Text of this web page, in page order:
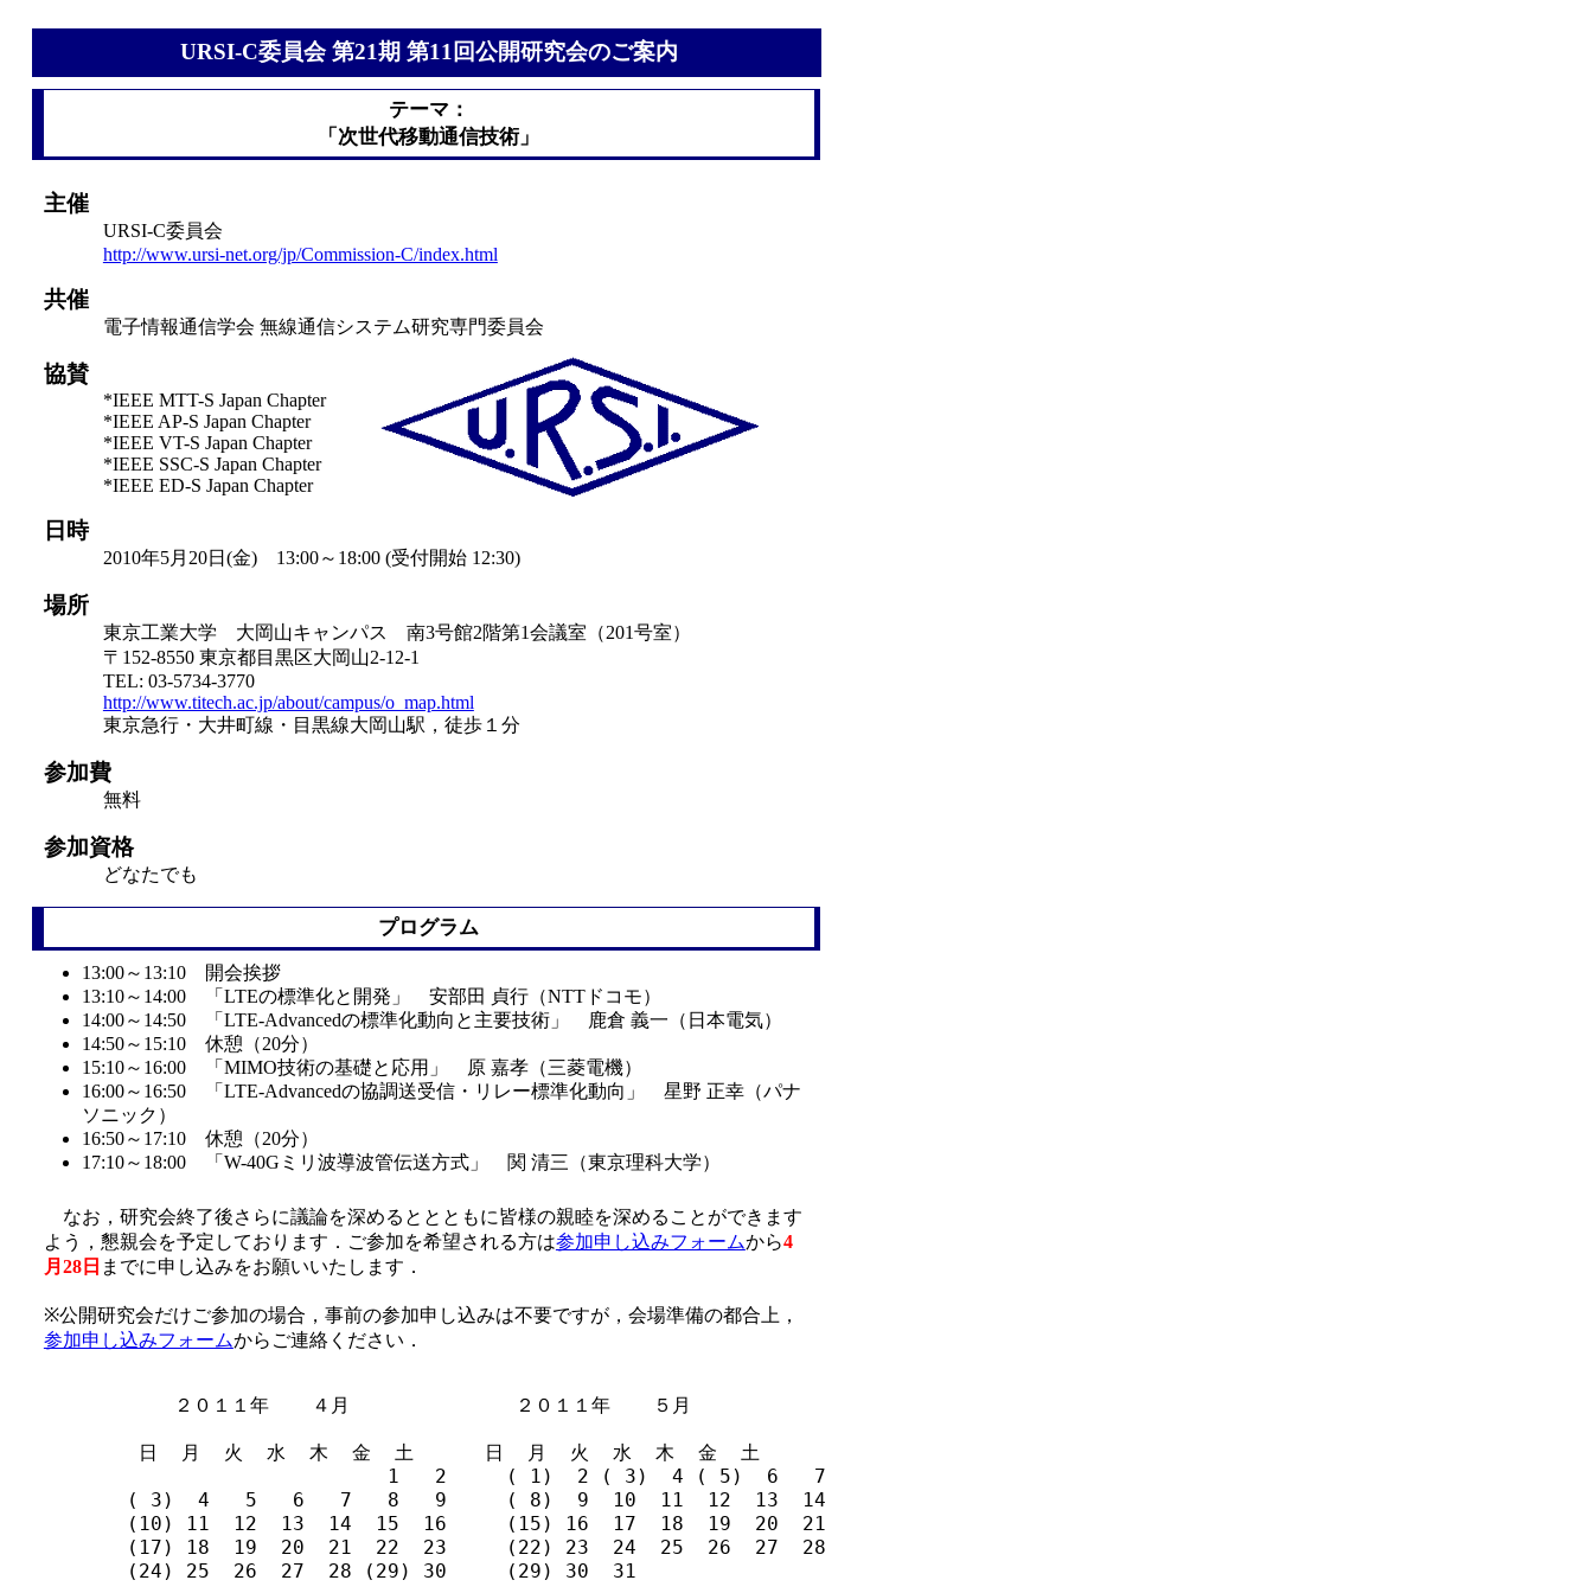
URSI-C委員会 第21期 第11回公開研究会のご案内
テーマ：
「次世代移動通信技術」
主催
URSI-C委員会
http://www.ursi-net.org/jp/Commission-C/index.html
共催
電子情報通信学会 無線通信システム研究専門委員会
協賛
*IEEE MTT-S Japan Chapter
*IEEE AP-S Japan Chapter
*IEEE VT-S Japan Chapter
*IEEE SSC-S Japan Chapter
*IEEE ED-S Japan Chapter
日時
2010年5月20日(金) 13:00～18:00 (受付開始 12:30)
場所
東京工業大学 大岡山キャンパス 南3号館2階第1会議室（201号室）
〒152-8550 東京都目黒区大岡山2-12-1
TEL: 03-5734-3770
http://www.titech.ac.jp/about/campus/o_map.html
東京急行・大井町線・目黒線大岡山駅，徒歩１分
参加費
無料
参加資格
どなたでも
プログラム
13:00～13:10 開会挨拶
13:10～14:00 「LTEの標準化と開発」 安部田 貞行（NTTドコモ）
14:00～14:50 「LTE-Advancedの標準化動向と主要技術」 鹿倉 義一（日本電気）
14:50～15:10 休憩（20分）
15:10～16:00 「MIMO技術の基礎と応用」 原 嘉孝（三菱電機）
16:00～16:50 「LTE-Advancedの協調送受信・リレー標準化動向」 星野 正幸（パナ
ソニック）
16:50～17:10 休憩（20分）
17:10～18:00 「W-40Gミリ波導波管伝送方式」 関 清三（東京理科大学）
なお，研究会終了後さらに議論を深めるととともに皆様の親睦を深めることができます
よう，懇親会を予定しております．ご参加を希望される方は参加申し込みフォームから4
月28日 までに申し込みをお願いいたします．
※公開研究会だけご参加の場合，事前の参加申し込みは不要ですが，会場準備の都合上，
参加申し込みフォームからご連絡ください．
           ２０１１年  　４月              ２０１１年  　５月
        日  月  火  水  木  金  土      日  月  火  水  木  金  土
                             1   2     ( 1)  2 ( 3)  4 ( 5)  6   7
       ( 3)  4   5   6   7   8   9     ( 8)  9  10  11  12  13  14
       (10) 11  12  13  14  15  16     (15) 16  17  18  19  20  21
       (17) 18  19  20  21  22  23     (22) 23  24  25  26  27  28